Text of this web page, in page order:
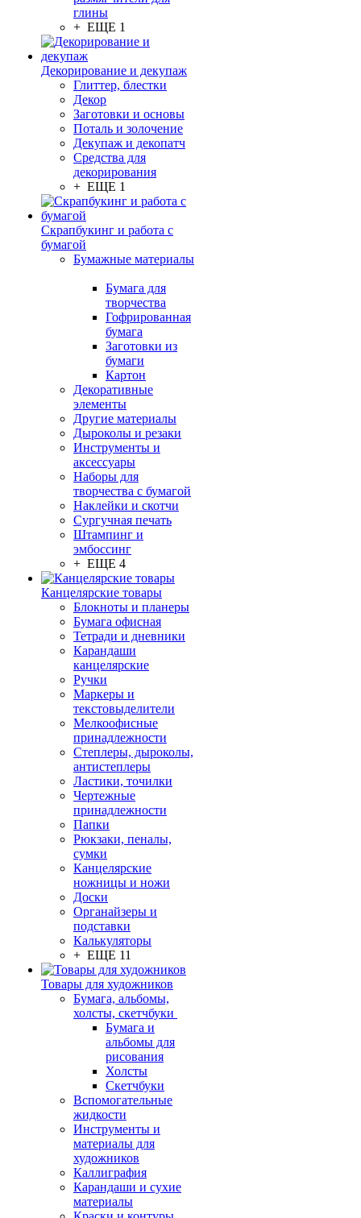
глины
+ ЕЩЕ 1
Декорирование и декупаж
Глиттер, блестки
Декор
Заготовки и основы
Поталь и золочение
Декупаж и декопатч
Средства для
декорирования
+ ЕЩЕ 1
Скрапбукинг и работа с
бумагой
Бумажные материалы
Бумага для
творчества
Гофрированная
бумага
Заготовки из
бумаги
Картон
Декоративные
элементы
Другие материалы
Дыроколы и резаки
Инструменты и
аксессуары
Наборы для
творчества с бумагой
Наклейки и скотчи
Сургучная печать
Штампинг и
эмбоссинг
+ ЕЩЕ 4
Канцелярские товары
Блокноты и планеры
Бумага офисная
Тетради и дневники
Карандаши
канцелярские
Ручки
Маркеры и
текстовыделители
Мелкоофисные
принадлежности
Степлеры, дыроколы,
антистеплеры
Ластики, точилки
Чертежные
принадлежности
Папки
Рюкзаки, пеналы,
сумки
Канцелярские
ножницы и ножи
Доски
Органайзеры и
подставки
Калькуляторы
+ ЕЩЕ 11
Товары для художников
Бумага, альбомы,
холсты, скетчбуки
Бумага и
альбомы для
рисования
Холсты
Скетчбуки
Вспомогательные
жидкости
Инструменты и
материалы для
художников
Каллиграфия
Карандаши и сухие
материалы